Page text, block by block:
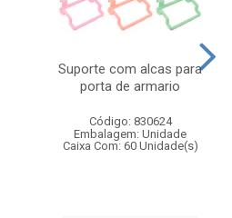
Suporte com alcas para
porta de armario
Código: 830624
Embalagem: Unidade
Caixa Com: 60 Unidade(s)